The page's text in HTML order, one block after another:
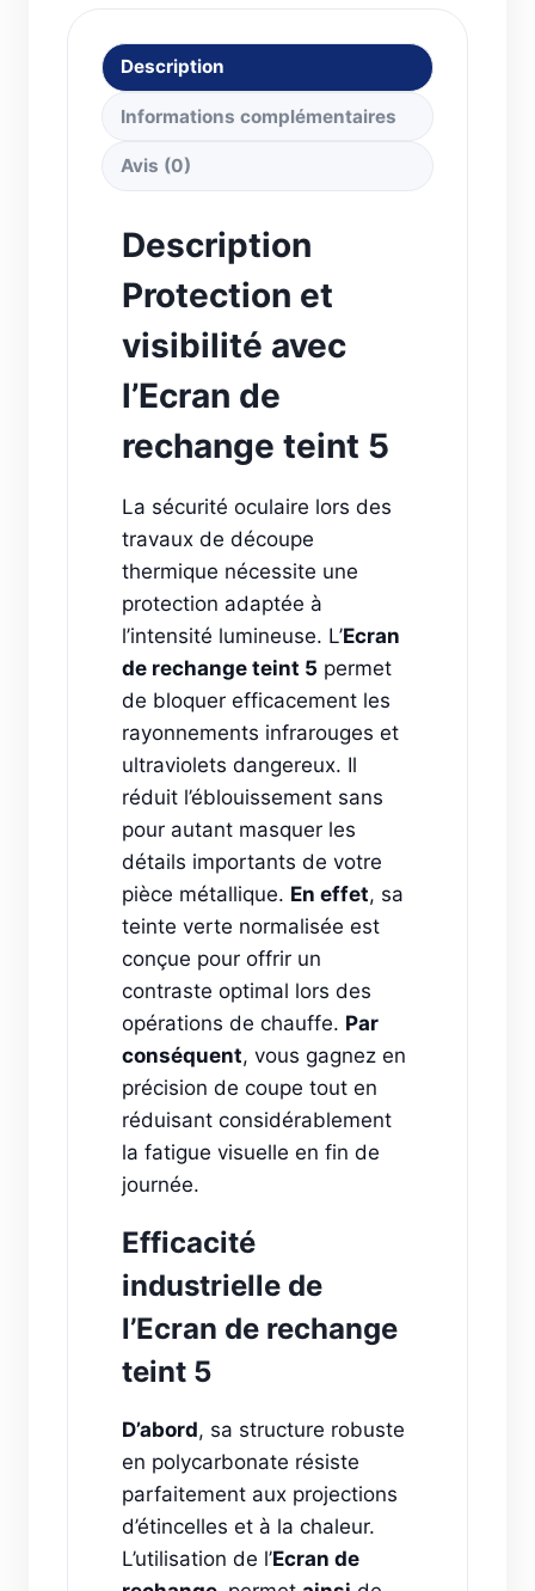
Description
Informations complémentaires
Avis (0)
Description
Protection et
visibilité avec
l’Ecran de
rechange teint 5
La sécurité oculaire lors des
travaux de découpe
thermique nécessite une
protection adaptée à
l’intensité lumineuse. L’Ecran
de rechange teint 5 permet
de bloquer efficacement les
rayonnements infrarouges et
ultraviolets dangereux. Il
réduit l’éblouissement sans
pour autant masquer les
détails importants de votre
pièce métallique. En effet, sa
teinte verte normalisée est
conçue pour offrir un
contraste optimal lors des
opérations de chauffe. Par
conséquent, vous gagnez en
précision de coupe tout en
réduisant considérablement
la fatigue visuelle en fin de
journée.
Efficacité
industrielle de
l’Ecran de rechange
teint 5
D’abord, sa structure robuste
en polycarbonate résiste
parfaitement aux projections
d’étincelles et à la chaleur.
L’utilisation de l’Ecran de